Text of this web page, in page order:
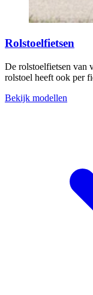
Rolstoelfietsen
De rolstoelfietsen van
rolstoel heeft ook per
Bekijk modellen